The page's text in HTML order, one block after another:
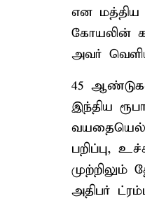
என மத்திய
கோயலின்
அவர்
45
இந்திய
பறிப்பு,
அதிபர்